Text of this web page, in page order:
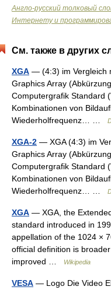
Англо-русский толковый
Интернету и
См. также в других
XGA — (4:3) im Vergleich
Graphics Array
Computergrafik Standard
Kombinationen von
Wiederholfrequenz… …
XGA-2 — XGA (4:3) im
Graphics Array
Computergrafik Standard
Kombinationen von
Wiederholfrequenz… …
XGA — XGA, the
standard introduced in
appellation of the 1024 ×
official definition is
improved …
Wikipedia
VESA — Logo Die Video